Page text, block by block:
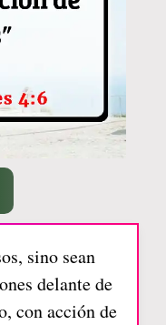
sino sean
delante de
con acción de